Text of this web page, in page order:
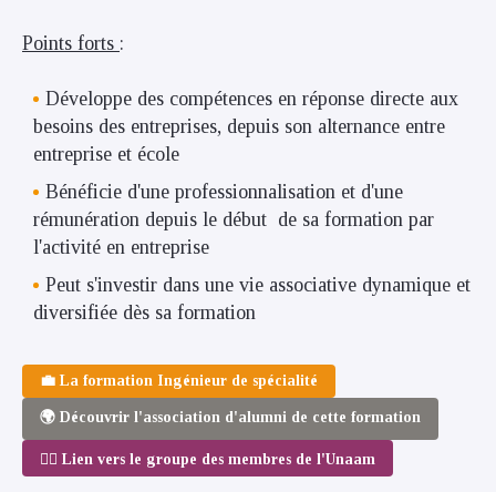
Points forts :
Développe des compétences en réponse directe aux
besoins des entreprises, depuis son alternance entre
entreprise et école
Bénéficie d'une professionnalisation et d'une
rémunération depuis le début de sa formation par
l'activité en entreprise
Peut s'investir dans une vie associative dynamique et
diversifiée dès sa formation
💼 La formation Ingénieur de spécialité
🌍 Découvrir l'association d'alumni de cette formation
💁‍♂️ Lien vers le groupe des membres de l'Unaam